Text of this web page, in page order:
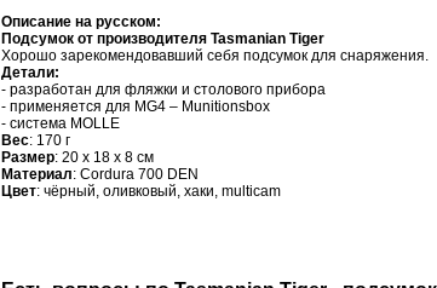
Описание на русском:
Подсумок от производителяTasmanian Tiger
Хорошо зарекомендовавший себя подсумок для снаряжения.
Детали:
- разработан для фляжки и столового прибора
- применяется для MG4 – Munitionsbox
- система MOLLE
Вес: 170 г
Размер: 20 х 18 х 8 см
Материал:Cordura 700 DEN
Цвет: чёрный, оливковый, хаки,multicam